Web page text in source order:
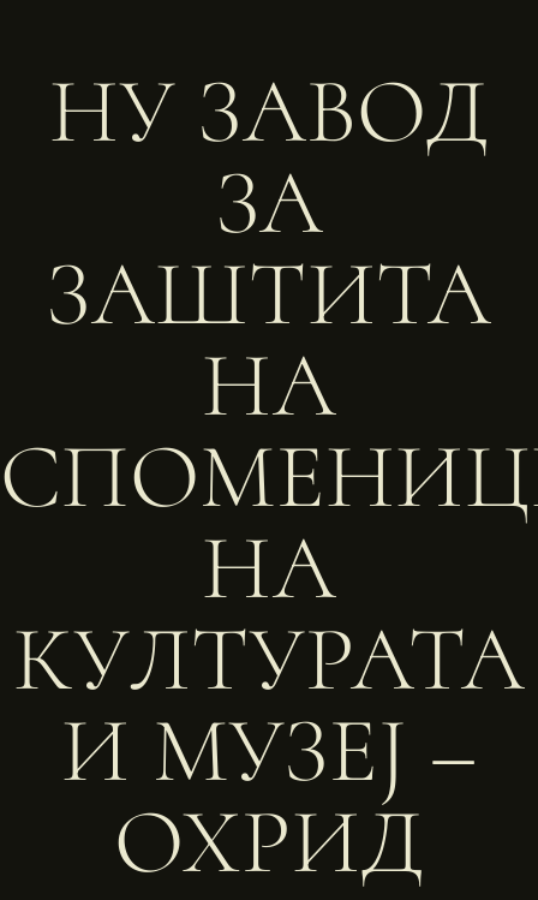
НУ ЗАВОД
ЗА
ЗАШТИТА
НА
НА
КУЛТУРАТА
И МУЗЕЈ –
ОХРИД